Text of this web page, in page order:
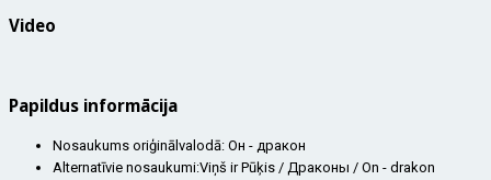
Video
Papildus informācija
Nosaukums oriģinālvalodā: Он - дракон
Alternatīvie nosaukumi:Viņš ir Pūķis / Драконы / On - drakon